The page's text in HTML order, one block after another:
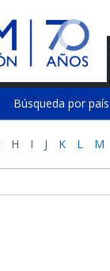
Búsqueda por país
H I J K L M